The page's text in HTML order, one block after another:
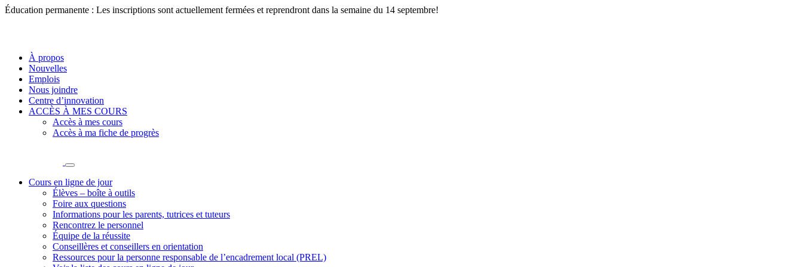
Éducation permanente : Les inscriptions sont actuellement fermées et reprendront dans la semaine du 14 septembre!
À propos
Nouvelles
Emplois
Nous joindre
Centre d’innovation
ACCÈS À MES COURS
Accès à mes cours
Accès à ma fiche de progrès
Cours en ligne de jour
Élèves – boîte à outils
Foire aux questions
Informations pour les parents, tutrices et tuteurs
Rencontrez le personnel
Équipe de la réussite
Conseillères et conseillers en orientation
Ressources pour la personne responsable de l’encadrement local (PREL)